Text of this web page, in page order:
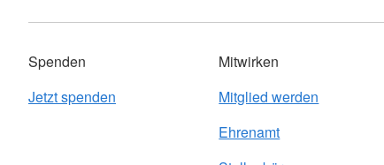
Spenden
Jetzt spenden
Mitwirken
Mitglied werden
Ehrenamt